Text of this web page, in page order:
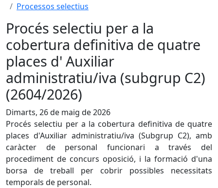
Processos selectius
Procés selectiu per a la
cobertura definitiva de quatre
places d' Auxiliar
administratiu/iva (subgrup C2)
(2604/2026)
Dimarts, 26 de maig de 2026
Procés selectiu per a la cobertura definitiva de quatre
places d'Auxiliar administratiu/iva (Subgrup C2), amb
caràcter de personal funcionari a través del
procediment de concurs oposició, i la formació d'una
borsa de treball per cobrir possibles necessitats
temporals de personal.